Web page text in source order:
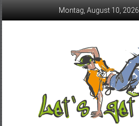
Montag, August 10, 2026